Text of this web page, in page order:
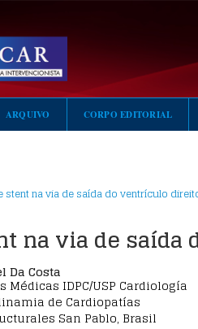
ARQUIVO CORPO EDITORIAL
stent na via de saída do ventrículo
na via de
Da Costa
Médicas IDPC/USP Cardiología
de Cardiopatías
San Pablo, Brasil